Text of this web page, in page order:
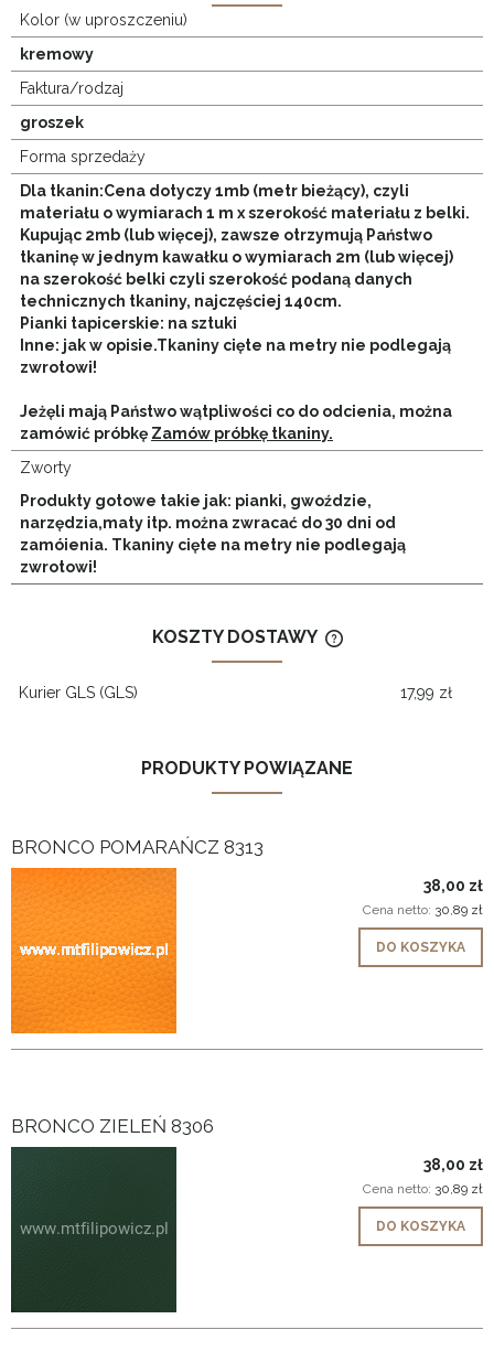
Kolor (w uproszczeniu)
kremowy
Faktura/rodzaj
groszek
Forma sprzedaży
Dla tkanin:Cena dotyczy 1mb (metr bieżący), czyli
materiału o wymiarach 1 m x szerokość materiału z belki.
Kupując 2mb (lub więcej), zawsze otrzymują Państwo
tkaninę w jednym kawałku o wymiarach 2m (lub więcej)
na szerokość belki czyli szerokość podaną danych
technicznych tkaniny, najczęściej 140cm.
Pianki tapicerskie: na sztuki
Inne: jak w opisie.Tkaniny cięte na metry nie podlegają
zwrotowi!
Jeżęli mają Państwo wątpliwości co do odcienia, można
zamówić próbkę Zamów próbkę tkaniny.
Zworty
Produkty gotowe takie jak: pianki, gwoździe,
narzędzia,maty itp. można zwracać do 30 dni od
zamóienia. Tkaniny cięte na metry nie podlegają
zwrotowi!
KOSZTY DOSTAWY
Kurier GLS (GLS) 17,99 zł
PRODUKTY POWIĄZANE
BRONCO POMARAŃCZ 8313
38,00 zł
Cena netto: 30,89 zł
DO KOSZYKA
BRONCO ZIELEŃ 8306
38,00 zł
Cena netto: 30,89 zł
DO KOSZYKA